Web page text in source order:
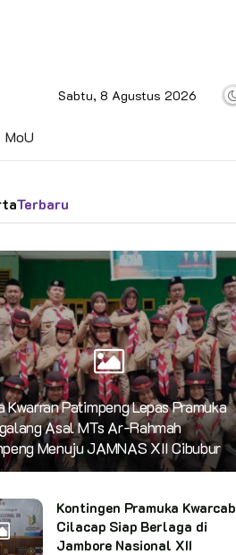
Sabtu, 8 Agustus 2026
MoU
Terbaru
Kwarran Patimpeng Lepas Pramuka
Asal MTs Ar-Rahmah
Menuju JAMNAS XII Cibubur
Kontingen Pramuka Kwarcab
Cilacap Siap Berlaga di
Jambore Nasional XII